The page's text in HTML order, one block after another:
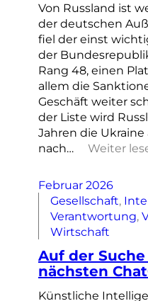
Von Russland ist
der deutschen
fiel der einst
der
Rang 48, einen
allem die
Geschäft weiter
der Liste wird
Jahren die
nach…
Weiter
Februar 2026
Gesellschaft,
Verantwortung,
Wirtschaft
Auf der
nächsten
Künstliche